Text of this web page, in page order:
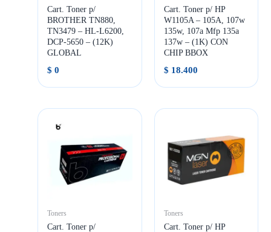
Cart. Toner p/
BROTHER TN880,
TN3479 – HL-L6200,
DCP-5650 – (12K)
GLOBAL
$ 0
Cart. Toner p/ HP
W1105A – 105A, 107w
135w, 107a Mfp 135a
137w – (1K) CON
CHIP BBOX
$ 18.400
Toners
Cart. Toner p/
Toners
Cart. Toner p/ HP